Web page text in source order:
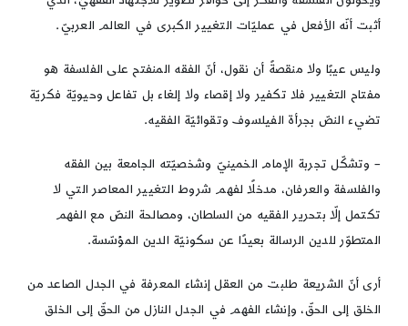
أثبت أنّه الأفعل في عمليّات التغيير الكبرى في العالم العربيّ.
وليس عيبًا ولا منقصةً أن نقول، أنّ الفقه المنفتح على الفلسفة هو
مفتاح التغيير فلا تكفير ولا إقصاء ولا إلغاء بل تفاعل وحيويّة فكريّة
تضيء النصّ بجرأة الفيلسوف وتقوائيّة الفقيه.
– وتشكّل تجربة الإمام الخمينيّ وشخصيّته الجامعة بين الفقه
والفلسفة والعرفان، مدخلًا لفهم شروط التغيير المعاصر التي لا
تكتمل إلّا بتحرير الفقيه من السلطان، ومصالحة النصّ مع الفهم
المتطوّر للدين الرسالة بعيدًا عن سكونيّة الدين المؤسّسة.
أرى أنّ الشريعة طلبت من العقل إنشاء المعرفة في الجدل الصاعد من
الخلق إلى الحقّ، وإنشاء الفهم في الجدل النازل من الحقّ إلى الخلق